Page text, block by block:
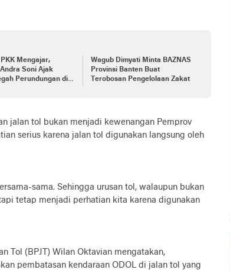
Mengajar,
Andra Soni Ajak
Perundungan di
Wagub Dimyati Minta BAZNAS
Provinsi Banten Buat
Terobosan Pengelolaan Zakat
jalan tol bukan menjadi kewenangan Pemprov
serius karena jalan tol digunakan langsung oleh
sama. Sehingga urusan tol, walaupun bukan
tetap menjadi perhatian kita karena digunakan
Tol (BPJT) Wilan Oktavian mengatakan,
pembatasan kendaraan ODOL di jalan tol yang